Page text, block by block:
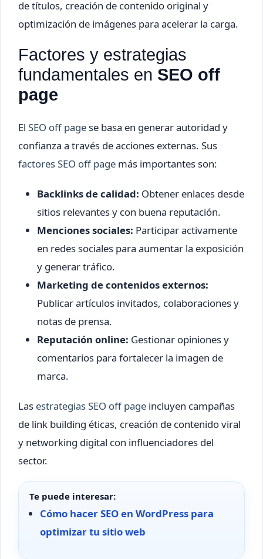
de títulos, creación de contenido original y
optimización de imágenes para acelerar la carga.
Factores y estrategias
fundamentales en SEO off
page
El SEO off pagese basa en generar autoridad y
confianza a través de acciones externas. Sus
factores SEO off page más importantes son:
Backlinks de calidad: Obtener enlaces desde
sitios relevantes y con buena reputación.
Menciones sociales: Participar activamente
en redes sociales para aumentar la exposición
y generar tráfico.
Marketing de contenidos externos:
Publicar artículos invitados, colaboraciones y
notas de prensa.
Reputación online: Gestionar opiniones y
comentarios para fortalecer la imagen de
marca.
Las estrategias SEO off page incluyen campañas
de link building éticas, creación de contenido viral
y networking digital con influenciadores del
sector.
Te puede interesar:
Cómo hacer SEO en WordPress para
optimizar tu sitio web